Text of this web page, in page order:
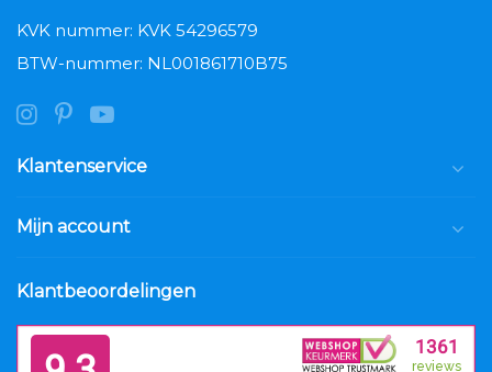
KVK nummer: KVK 54296579
BTW-nummer: NL001861710B75
Klantenservice
Mijn account
Klantbeoordelingen